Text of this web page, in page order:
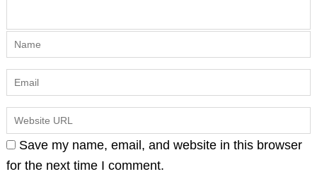
Save my name, email, and website in this browser
for the next time I comment.